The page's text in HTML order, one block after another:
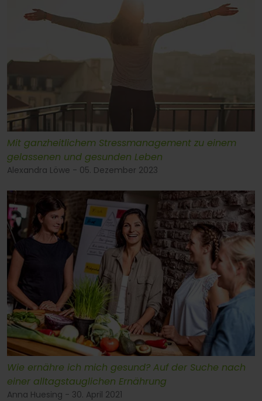
Mit ganzheitlichem Stressmanagement zu einem
gelassenen und gesunden Leben
Alexandra Löwe - 05. Dezember 2023
Wie ernähre ich mich gesund? Auf der Suche nach
einer alltagstauglichen Ernährung
Anna Huesing - 30. April 2021